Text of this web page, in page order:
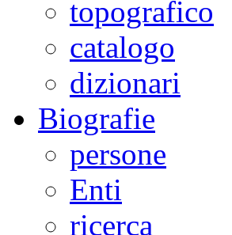
topografico
catalogo
dizionari
Biografie
persone
Enti
ricerca